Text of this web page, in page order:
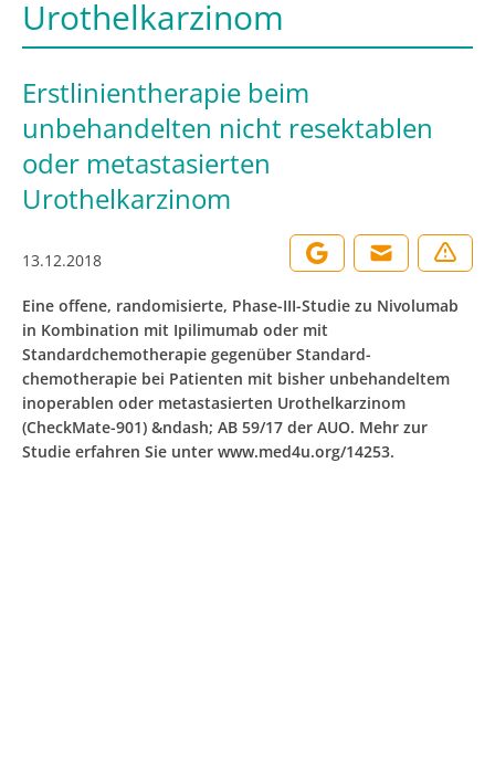
Urothelkarzinom
Erstlinientherapie beim
unbehandelten nicht resektablen
oder metastasierten
Urothelkarzinom
13.12.2018
Eine offene, randomisierte, Phase-III-Studie zu Nivolumab
in Kombination mit Ipilimumab oder mit
Standardchemotherapie gegenüber Standard-
chemotherapie bei Patienten mit bisher unbehandeltem
inoperablen oder metastasierten Urothelkarzinom
(CheckMate-901) &ndash; AB 59/17 der AUO. Mehr zur
Studie erfahren Sie unter www.med4u.org/14253.